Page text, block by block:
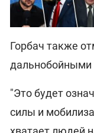
Горбач также
дальнобойными
"Это будет
силы и